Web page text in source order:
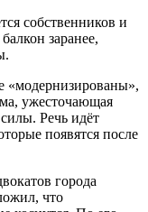
собственников и
заранее,
«модернизированы»,
ужесточающая
Речь идёт
появятся после
города
что